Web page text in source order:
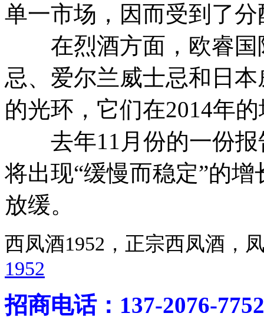
单一市场，因而受到了
在烈酒方面，欧睿国
忌、爱尔兰威士忌和日
的光环，它们在2014年
去年11月份的一份报
将出现“缓慢而稳定”的
放缓。
西凤酒1952，正宗西凤酒
1952
招商电话：137-2076-7752